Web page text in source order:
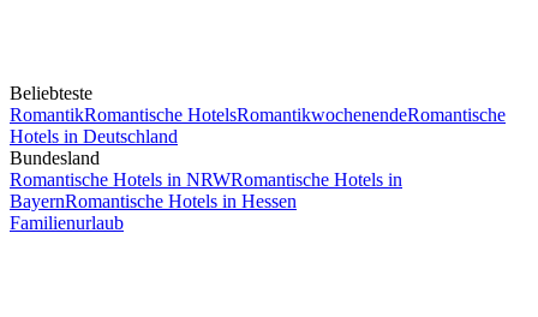
Beliebteste
RomantikRomantische HotelsRomantikwochenendeRomantische
Hotels in Deutschland
Bundesland
Romantische Hotels in NRWRomantische Hotels in
BayernRomantische Hotels in Hessen
Familienurlaub